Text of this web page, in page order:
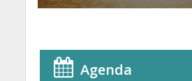
Agenda